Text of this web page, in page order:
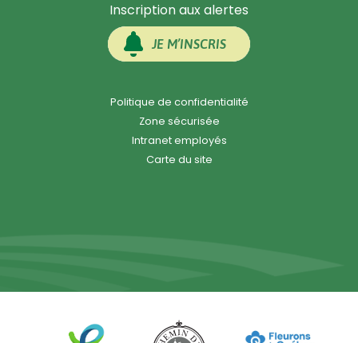
Inscription aux alertes
JE M’INSCRIS
Politique de confidentialité
Zone sécurisée
Intranet employés
Carte du site